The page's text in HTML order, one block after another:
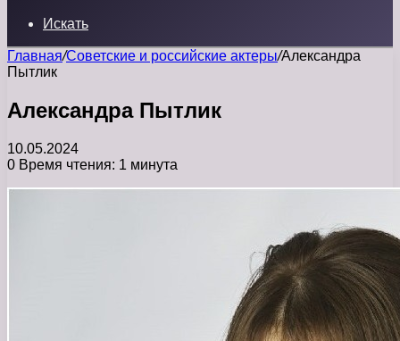
Искать
Главная/Советские и российские актеры/Александра
Пытлик
Александра Пытлик
10.05.2024
0 Время чтения: 1 минута